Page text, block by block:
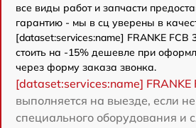
все виды работ и запчасти
гарантию - мы в сц уверены в
[dataset:services:name] FRANKE FCB
стоить на -15% дешевле при
через форму заказа звонка.
[dataset:services:name] FRANKE
выполняется на выезде, если не
специального оборудования и